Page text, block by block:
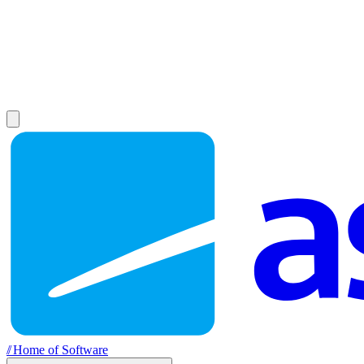
//Home of Software